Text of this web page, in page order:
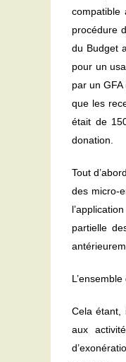
compatible
procédure
du Budget
pour un
par un
que les
était de
donation.
Tout
des micro-
partielle
Cela étant,
aux